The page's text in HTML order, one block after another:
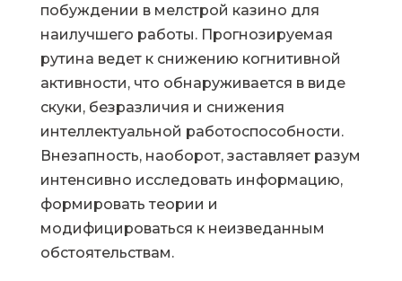
побуждении в мелстрой казино для
наилучшего работы. Прогнозируемая
рутина ведет к снижению когнитивной
активности, что обнаруживается в виде
скуки, безразличия и снижения
интеллектуальной работоспособности.
Внезапность, наоборот, заставляет разум
интенсивно исследовать информацию,
формировать теории и
модифицироваться к неизведанным
обстоятельствам.